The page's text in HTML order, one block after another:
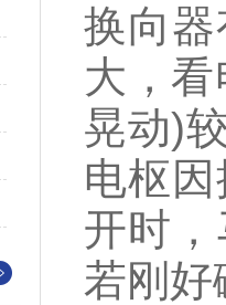
换向
大，
晃动)
电枢
开时
若刚好